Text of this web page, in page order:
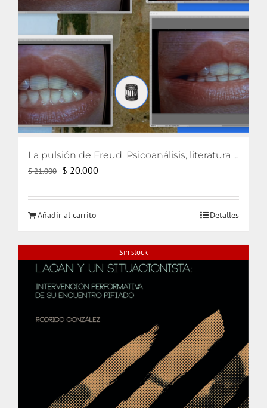
La pulsión de Freud. Psicoanálisis, literatura y cine
$21.000 El
original
era:
$ 20.000
actual
Añadir al carrito Detalles
Sin stock